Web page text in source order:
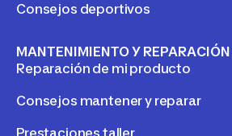
Consejos deportivos
MANTENIMIENTO Y
Reparación de mi producto
Consejos mantener y reparar